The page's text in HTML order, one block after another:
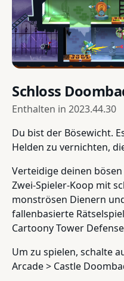
Schloss
Enthalten in 2023.44.30
Du bist der Bösewicht.
Helden zu vernichten,
Verteidige deinen
Zwei-Spieler-Koop mit
monströsen Dienern
fallenbasierte
Cartoony Tower
Um zu spielen, schalte
Arcade > Castle